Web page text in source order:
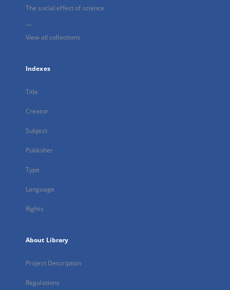
The social effect of science
...
View all collections
Indexes
Title
Creator
Subject
Publisher
Type
Language
Rights
About Library
Project Description
Regulations